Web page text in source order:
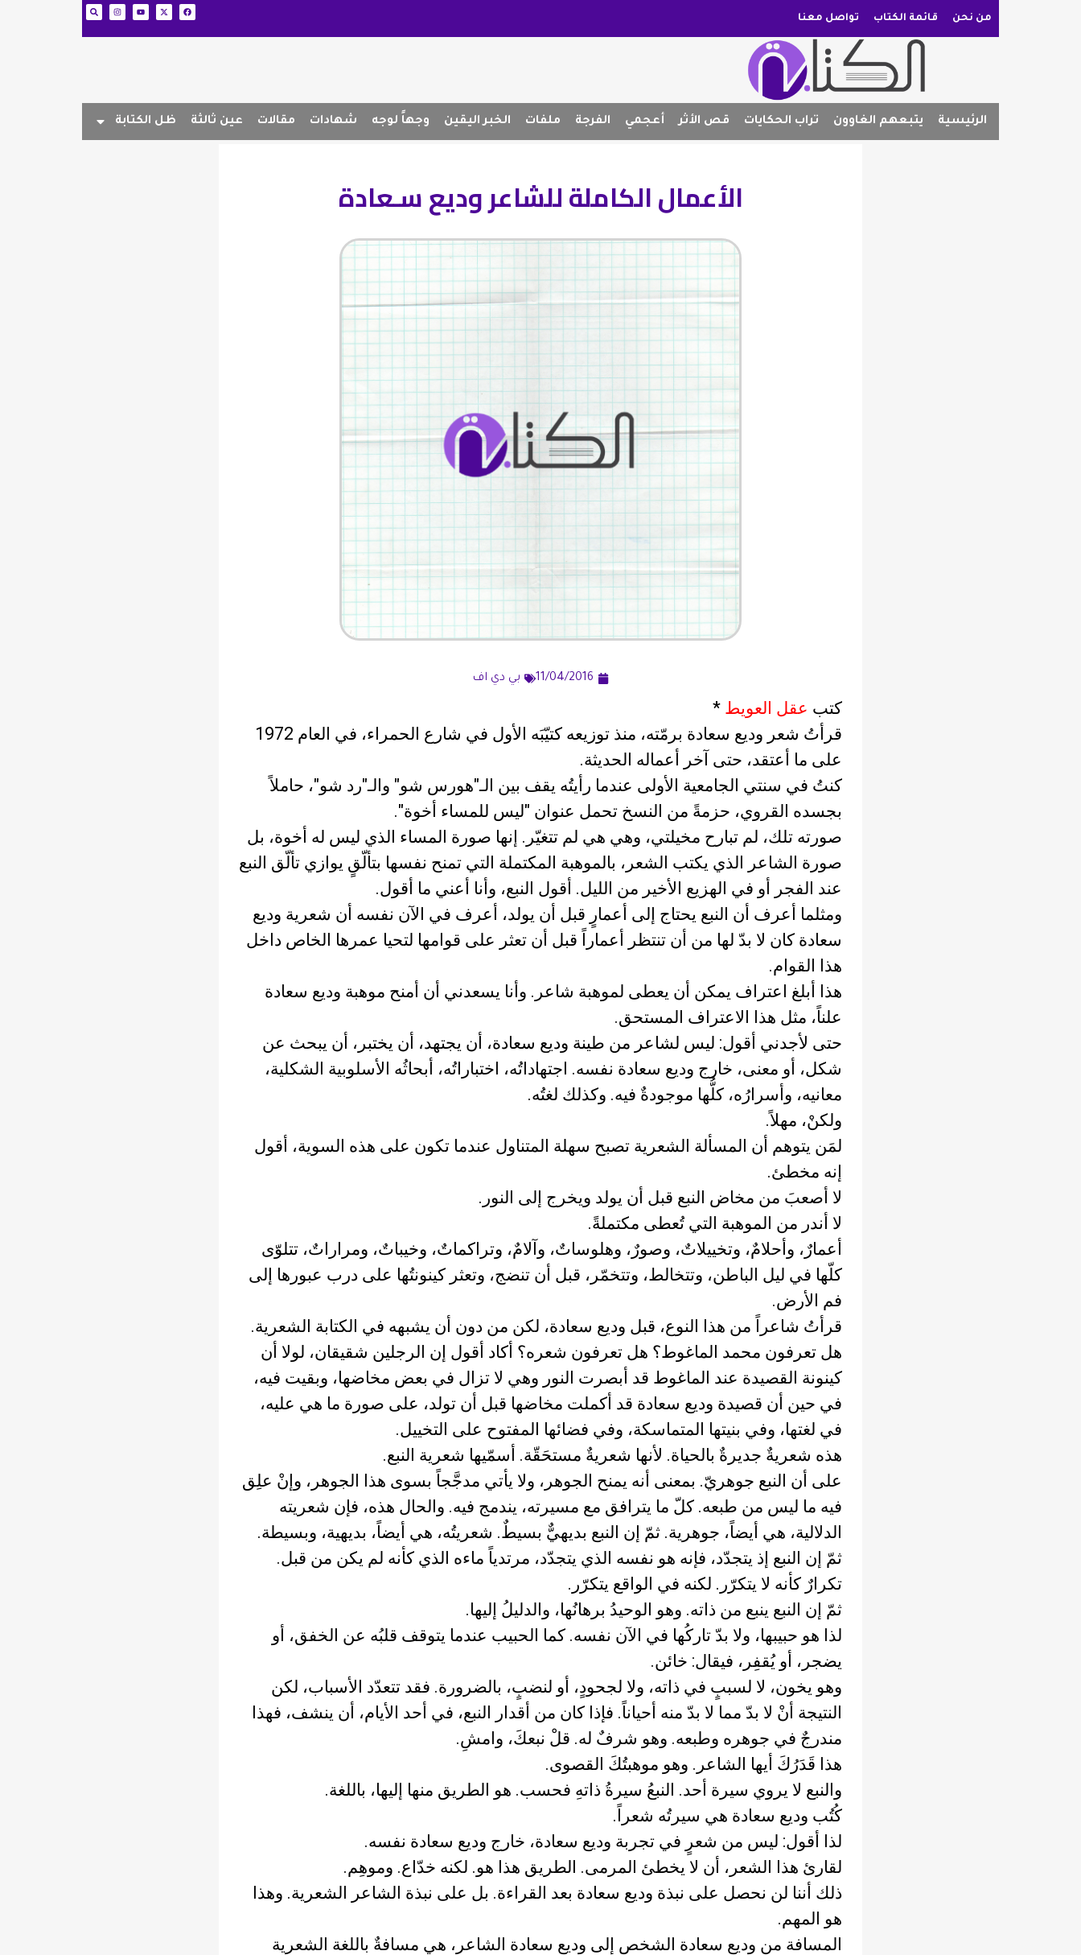
من نحن قائمة الكتاب تواصل معنا
الرئيسية يتبعهم الغاوون تراب الحكايات قص الأثر أعجمي الفرجة ملفات الخبر اليقين وجهاً لوجه شهادات مقالات عين ثالثة ظل الكتابة
الأعمال الكاملة للشاعر وديع سـعادة
11/04/2016 بي دي اف
كتب عقل العويط *
قرأتُ شعر وديع سعادة برمّته، منذ توزيعه كتيّبَه الأول في شارع الحمراء، في العام 1972
على ما أعتقد، حتى آخر أعماله الحديثة.
كنتُ في سنتي الجامعية الأولى عندما رأيتُه يقف بين الـ"هورس شو" والـ"رد شو"، حاملاً
بجسده القروي، حزمةً من النسخ تحمل عنوان "ليس للمساء أخوة".
صورته تلك، لم تبارح مخيلتي، وهي هي لم تتغيّر. إنها صورة المساء الذي ليس له أخوة، بل
صورة الشاعر الذي يكتب الشعر، بالموهبة المكتملة التي تمنح نفسها بتألّقٍ يوازي تألّق النبع
عند الفجر أو في الهزيع الأخير من الليل. أقول النبع، وأنا أعني ما أقول.
ومثلما أعرف أن النبع يحتاج إلى أعمارٍ قبل أن يولد، أعرف في الآن نفسه أن شعرية وديع
سعادة كان لا بدّ لها من أن تنتظر أعماراً قبل أن تعثر على قوامها لتحيا عمرها الخاص داخل
هذا القوام.
هذا أبلغ اعتراف يمكن أن يعطى لموهبة شاعر. وأنا يسعدني أن أمنح موهبة وديع سعادة
علناً، مثل هذا الاعتراف المستحق.
حتى لأجدني أقول: ليس لشاعر من طينة وديع سعادة، أن يجتهد، أن يختبر، أن يبحث عن
شكل، أو معنى، خارج وديع سعادة نفسه. اجتهاداتُه، اختباراتُه، أبحاثُه الأسلوبية الشكلية،
معانيه، وأسرارُه، كلُّها موجودةٌ فيه. وكذلك لغتُه.
ولكنْ، مهلاً.
لمَن يتوهم أن المسألة الشعرية تصبح سهلة المتناول عندما تكون على هذه السوية، أقول
إنه مخطئ.
لا أصعبَ من مخاض النبع قبل أن يولد ويخرج إلى النور.
لا أندر من الموهبة التي تُعطى مكتملةً.
أعمارٌ، وأحلامٌ، وتخييلاتٌ، وصورٌ، وهلوساتٌ، وآلامٌ، وتراكماتٌ، وخيباتٌ، ومراراتٌ، تتلوّى
كلّها في ليل الباطن، وتتخالط، وتتخمّر، قبل أن تنضج، وتعثر كينونتُها على درب عبورها إلى
فم الأرض.
قرأتُ شاعراً من هذا النوع، قبل وديع سعادة، لكن من دون أن يشبهه في الكتابة الشعرية.
هل تعرفون محمد الماغوط؟ هل تعرفون شعره؟ أكاد أقول إن الرجلين شقيقان، لولا أن
كينونة القصيدة عند الماغوط قد أبصرت النور وهي لا تزال في بعض مخاضها، وبقيت فيه،
في حين أن قصيدة وديع سعادة قد أكملت مخاضها قبل أن تولد، على صورة ما هي عليه،
في لغتها، وفي بنيتها المتماسكة، وفي فضائها المفتوح على التخييل.
هذه شعريةٌ جديرةٌ بالحياة. لأنها شعريةٌ مستحَقّة. أسمّيها شعرية النبع.
على أن النبع جوهريّ. بمعنى أنه يمنح الجوهر، ولا يأتي مدجَّجاً بسوى هذا الجوهر، وإنْ علِق
فيه ما ليس من طبعه. كلّ ما يترافق مع مسيرته، يندمج فيه. والحال هذه، فإن شعريته
الدلالية، هي أيضاً، جوهرية. ثمّ إن النبع بديهيٌّ بسيطٌ. شعريتُه، هي أيضاً، بديهية، وبسيطة.
ثمّ إن النبع إذ يتجدّد، فإنه هو نفسه الذي يتجدّد، مرتدياً ماءه الذي كأنه لم يكن من قبل.
تكرارٌ كأنه لا يتكرّر. لكنه في الواقع يتكرّر.
ثمّ إن النبع ينبع من ذاته. وهو الوحيدُ برهانُها، والدليلُ إليها.
لذا هو حبيبها، ولا بدّ تاركُها في الآن نفسه. كما الحبيب عندما يتوقف قلبُه عن الخفق، أو
يضجر، أو يُقفِر، فيقال: خائن.
وهو يخون، لا لسببٍ في ذاته، ولا لجحودٍ، أو لنضبٍ، بالضرورة. فقد تتعدّد الأسباب، لكن
النتيجة أنْ لا بدّ مما لا بدّ منه أحياناً. فإذا كان من أقدار النبع، في أحد الأيام، أن ينشف، فهذا
مندرجٌ في جوهره وطبعه. وهو شرفٌ له. قلْ نبعكَ، وامشِ.
هذا قَدَرُكَ أيها الشاعر. وهو موهبتُكَ القصوى.
والنبع لا يروي سيرة أحد. النبعُ سيرةُ ذاتهِ فحسب. هو الطريق منها إليها، باللغة.
كُتُب وديع سعادة هي سيرتُه شعراً.
لذا أقول: ليس من شعرٍ في تجربة وديع سعادة، خارج وديع سعادة نفسه.
لقارئ هذا الشعر، أن لا يخطئ المرمى. الطريق هذا هو. لكنه خدّاع. وموهِم.
ذلك أننا لن نحصل على نبذة وديع سعادة بعد القراءة. بل على نبذة الشاعر الشعرية. وهذا
هو المهم.
المسافة من وديع سعادة الشخص إلى وديع سعادة الشاعر، هي مسافةٌ باللغة الشعرية